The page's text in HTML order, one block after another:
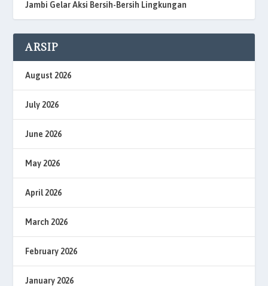
Jambi Gelar Aksi Bersih-Bersih Lingkungan
ARSIP
August 2026
July 2026
June 2026
May 2026
April 2026
March 2026
February 2026
January 2026